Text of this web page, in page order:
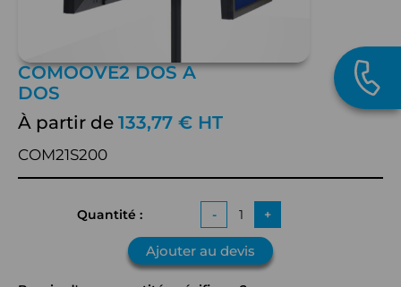
COMOOVE2 DOS A
DOS
À partir de 133,77 € HT
COM21S200
Quantité : - +
Ajouter au devis